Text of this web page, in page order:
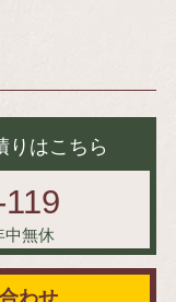
りはこちら
中無休